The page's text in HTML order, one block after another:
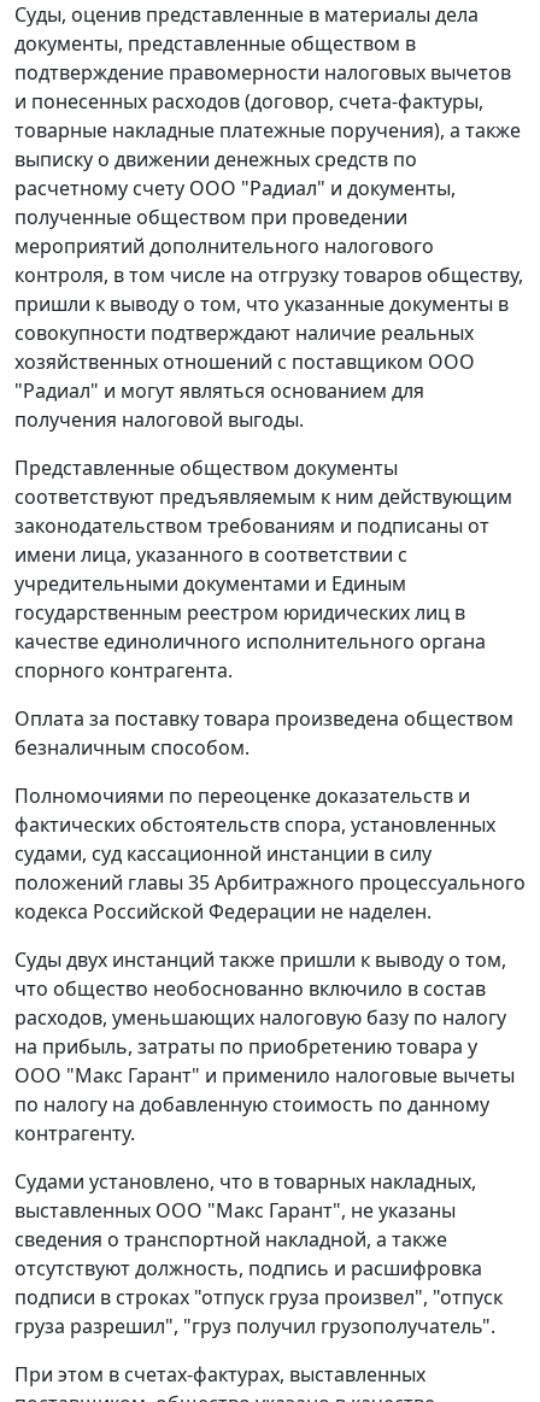
Суды, оценив представленные в материалы дела
документы, представленные обществом в
подтверждение правомерности налоговых вычетов
и понесенных расходов (договор, счета-фактуры,
товарные накладные платежные поручения), а также
выписку о движении денежных средств по
расчетному счету ООО "Радиал" и документы,
полученные обществом при проведении
мероприятий дополнительного налогового
контроля, в том числе на отгрузку товаров обществу,
пришли к выводу о том, что указанные документы в
совокупности подтверждают наличие реальных
хозяйственных отношений с поставщиком ООО
"Радиал" и могут являться основанием для
получения налоговой выгоды.
Представленные обществом документы
соответствуют предъявляемым к ним действующим
законодательством требованиям и подписаны от
имени лица, указанного в соответствии с
учредительными документами и Единым
государственным реестром юридических лиц в
качестве единоличного исполнительного органа
спорного контрагента.
Оплата за поставку товара произведена обществом
безналичным способом.
Полномочиями по переоценке доказательств и
фактических обстоятельств спора, установленных
судами, суд кассационной инстанции в силу
положений главы 35Арбитражного процессуального
кодекса Российской Федерации не наделен.
Суды двух инстанций также пришли к выводу о том,
что общество необоснованно включило в состав
расходов, уменьшающих налоговую базу по налогу
на прибыль, затраты по приобретению товара у
ООО "Макс Гарант" и применило налоговые вычеты
по налогу на добавленную стоимость по данному
контрагенту.
Судами установлено, что в товарных накладных,
выставленных ООО "Макс Гарант", не указаны
сведения о транспортной накладной, а также
отсутствуют должность, подпись и расшифровка
подписи в строках "отпуск груза произвел", "отпуск
груза разрешил", "груз получил грузополучатель".
При этом в счетах-фактурах, выставленных